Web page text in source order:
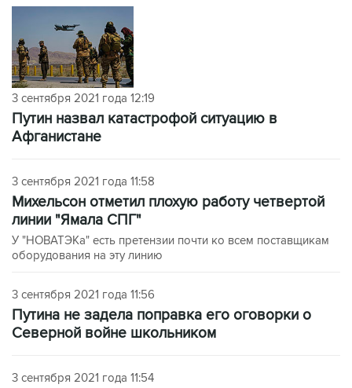
3 сентября 2021 года 12:19
Путин назвал катастрофой ситуацию в
Афганистане
3 сентября 2021 года 11:58
Михельсон отметил плохую работу четвертой
линии "Ямала СПГ"
У "НОВАТЭКа" есть претензии почти ко всем поставщикам
оборудования на эту линию
3 сентября 2021 года 11:56
Путина не задела поправка его оговорки о
Северной войне школьником
3 сентября 2021 года 11:54